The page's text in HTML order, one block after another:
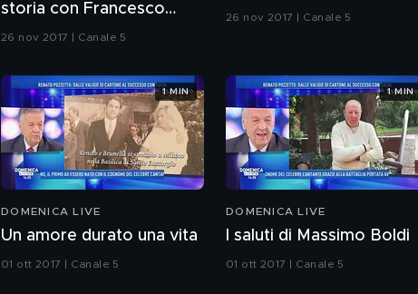
storia con Francesco
26 nov 2017 | Canale 5
26 nov 2017 | Canale 5
DOMENICA LIVE
Un amore durato una vita
01 ott 2017 | Canale 5
1 MIN
DOMENICA LIVE
I saluti di Massimo Boldi
01 ott 2017 | Canale 5
1 MIN